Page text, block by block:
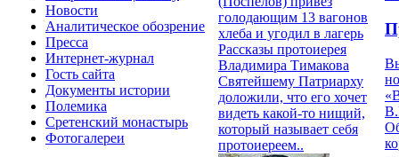
Новости
Аналитическое обозрение
Пресса
Интернет-журнал
Гость сайта
Документы истории
Полемика
Сретенский монастырь
Фотогалереи
голодающим 13 вагонов
хлеба и угодил в лагерь
Рассказы протоиерея
Владимира Тимакова
Святейшему Патриарху
доложили, что его хочет
видеть какой-то нищий,
который называет себя
протоиереем..